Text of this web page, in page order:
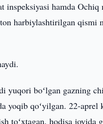
inspeksiyasi hamda Ochiq
harbiylashtirilgan qismi
yuqori boʻlgan gazning
yoqib qoʻyilgan. 22-aprel
toʻxtagan, hodisa joyida